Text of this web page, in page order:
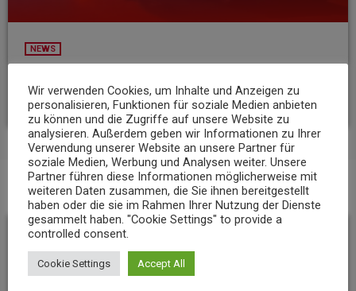
NEWS
today 5. AUGUST 2026 13
BEITRAGS-KOMMENTARE (0)
Hinterlassen Sie eine
Antwort
Wir verwenden Cookies, um Inhalte und Anzeigen zu
personalisieren, Funktionen für soziale Medien anbieten
zu können und die Zugriffe auf unsere Website zu
analysieren. Außerdem geben wir Informationen zu Ihrer
Verwendung unserer Website an unsere Partner für
soziale Medien, Werbung und Analysen weiter. Unsere
Partner führen diese Informationen möglicherweise mit
weiteren Daten zusammen, die Sie ihnen bereitgestellt
haben oder die sie im Rahmen Ihrer Nutzung der Dienste
gesammelt haben. "Cookie Settings" to provide a
controlled consent.
Cookie Settings Accept All